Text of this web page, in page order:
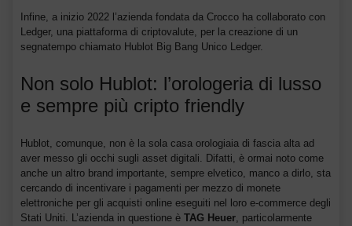
Infine, a inizio 2022 l’azienda fondata da Crocco ha collaborato con
Ledger, una piattaforma di criptovalute, per la creazione di un
segnatempo chiamato Hublot Big Bang Unico Ledger.
Non solo Hublot: l’orologeria di lusso
e sempre più cripto friendly
Hublot, comunque, non è la sola casa orologiaia di fascia alta ad
aver messo gli occhi sugli asset digitali. Difatti, è ormai noto come
anche un altro brand importante, sempre elvetico, manco a dirlo, sta
cercando di incentivare i pagamenti per mezzo di monete
elettroniche per gli acquisti online eseguiti nel loro e-commerce degli
Stati Uniti. L’azienda in questione è TAG Heuer, particolarmente